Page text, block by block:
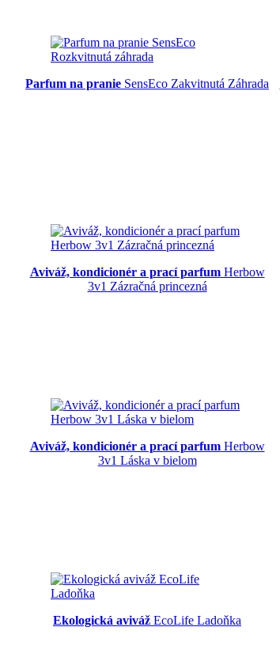
Parfum na pranie SensEco Zakvitnutá Záhrada
Aviváž, kondicionér a prací parfumHerbow
3v1 Zázračná princezná
Aviváž, kondicionér a prací parfumHerbow
3v1 Láska v bielom
Ekologická aviváž EcoLife Ladoňka